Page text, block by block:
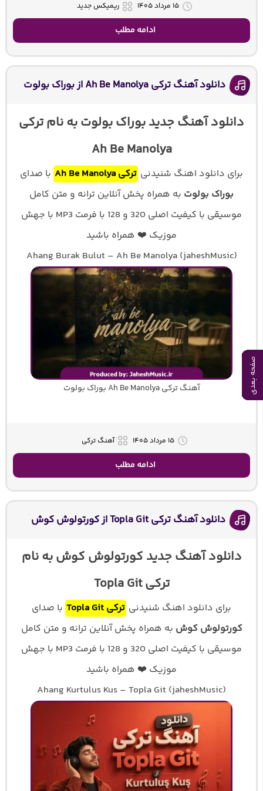
صفحه بعدی
صفحه بعدی
صفحه بعدی
صفحه بعدی
صفحه بعدی
۱۵ مرداد ۱۴۰۵ ریمیکس جدید
ادامه مطلب
دانلود آهنگ ترکی Ah Be Manolya از بوراک بولوت
دانلود آهنگ جدید بوراک بولوت به نام ترکی
Ah Be Manolya
برای دانلود اهنگ شنیدنی ترکی Ah Be Manolya
با صدای
بوراک بولوت به همراه پخش آنلاین ترانه و متن کامل
موسیقی با کیفیت اصلی 320 و 128 با فرمت MP3 با جهش
موزیک ❤️ همراه باشید
Ahang Burak Bulut – Ah Be Manolya (jaheshMusic)
آهنگ ترکی Ah Be Manolya بوراک بولوت صفحه بعدی
۱۵ مرداد ۱۴۰۵ آهنگ ترکی
ادامه مطلب
دانلود آهنگ ترکی Topla Git از کورتولوش کوش
دانلود آهنگ جدید کورتولوش کوش به نام
ترکی Topla Git
برای دانلود اهنگ شنیدنی ترکی Topla Git
با صدای
کورتولوش کوش به همراه پخش آنلاین ترانه و متن کامل
موسیقی با کیفیت اصلی 320 و 128 با فرمت MP3 با جهش
موزیک ❤️ همراه باشید
Ahang Kurtulus Kus – Topla Git (jaheshMusic)
صفحه بعدی
صفحه بعدی
صفحه بعدی
صفحه بعدی